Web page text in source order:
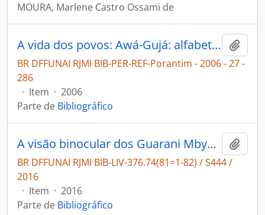
MOURA, Marlene Castro Ossami de
A vida dos povos: Awá-Gujá: alfabetização na prática [Porantim]
BR DFFUNAI RJMI BIB-PER-REF-Porantim - 2006 - 27 -
286
· Item · 2006
Parte de Bibliográfico
A visão binocular dos Guarani Mbya: ortóptica, oralidade e letramento.
BR DFFUNAI RJMI BIB-LIV-376.74(81=1-82) / S444 /
2016
· Item · 2016
Parte de Bibliográfico